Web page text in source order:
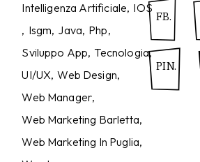
Intelligenza Artificiale IOS
Isgm Java Php
Sviluppo App Tecnologia
UI/UX Web Design
Web Manager
Web Marketing Barletta
Web Marketing In Puglia
FB.
PIN.